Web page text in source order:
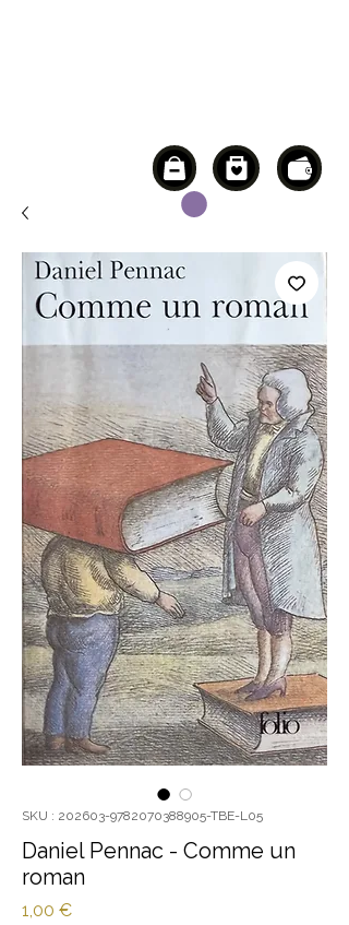
SKU : 202603-9782070388905-TBE-L05
Daniel Pennac - Comme un
roman
1,00 €Prix